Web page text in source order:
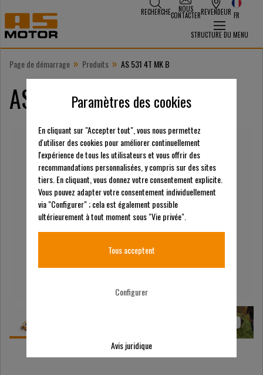
RECHERCHE NOUS
CONTACTERREVENDEUR FR
STRUCTURE DU MENU
Page de démarrage » Produits » AS 531 4T MK B
AS 531 4T MK B
Paramètres des cookies
En cliquant sur "Accepter tout", vous nous permettez
d'utiliser des cookies pour améliorer continuellement
l'expérience de tous les utilisateurs et vous offrir des
recommandations personnalisées, y compris sur des sites
tiers. En cliquant, vous donnez votre consentement explicite.
Vous pouvez adapter votre consentement individuellement
via "Configurer" ; cela est également possible
ultérieurement à tout moment sous "Vie privée".
Tous acceptent
Configurer
Avis juridique